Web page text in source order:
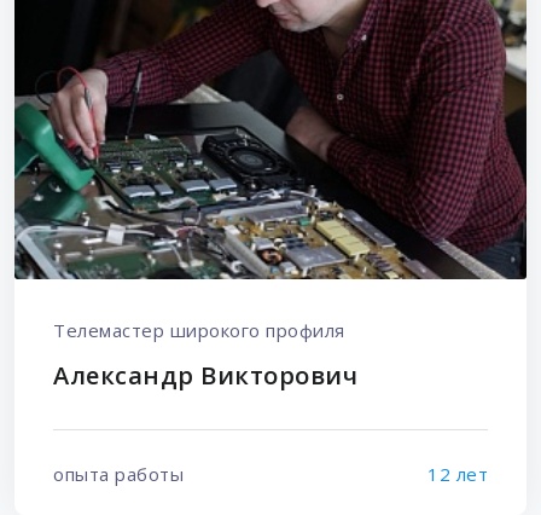
Телемастер широкого профиля
Александр Викторович
опыта работы 12 лет